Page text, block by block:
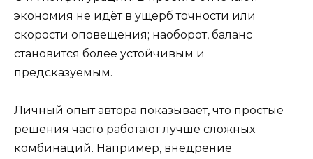
экономия не идёт в ущерб точности или
скорости оповещения; наоборот, баланс
становится более устойчивым и
предсказуемым.
Личный опыт автора показывает, что простые
решения часто работают лучше сложных
комбинаций. Например, внедрение